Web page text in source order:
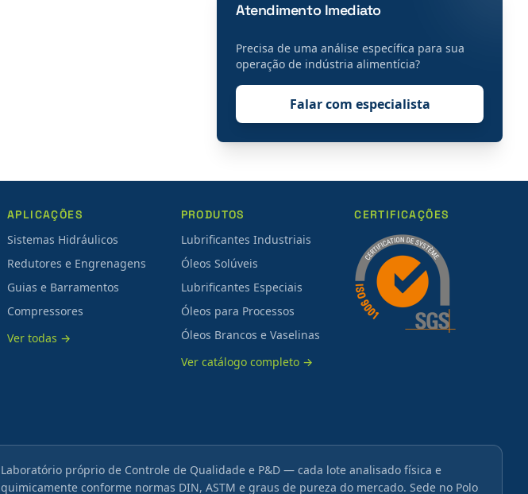
Atendimento Imediato
Precisa de uma análise específica para sua
operação de indústria alimentícia?
Falar com especialista
APLICAÇÕES
Sistemas Hidráulicos
Redutores e Engrenagens
Guias e Barramentos
Compressores
Ver todas →
PRODUTOS
Lubrificantes Industriais
Óleos Solúveis
Lubrificantes Especiais
Óleos para Processos
Óleos Brancos e Vaselinas
Ver catálogo completo →
CERTIFICAÇÕES
Laboratório próprio de Controle de Qualidade e P&D — cada lote analisado física e
quimicamente conforme normas DIN, ASTM e graus de pureza do mercado. Sede no Polo